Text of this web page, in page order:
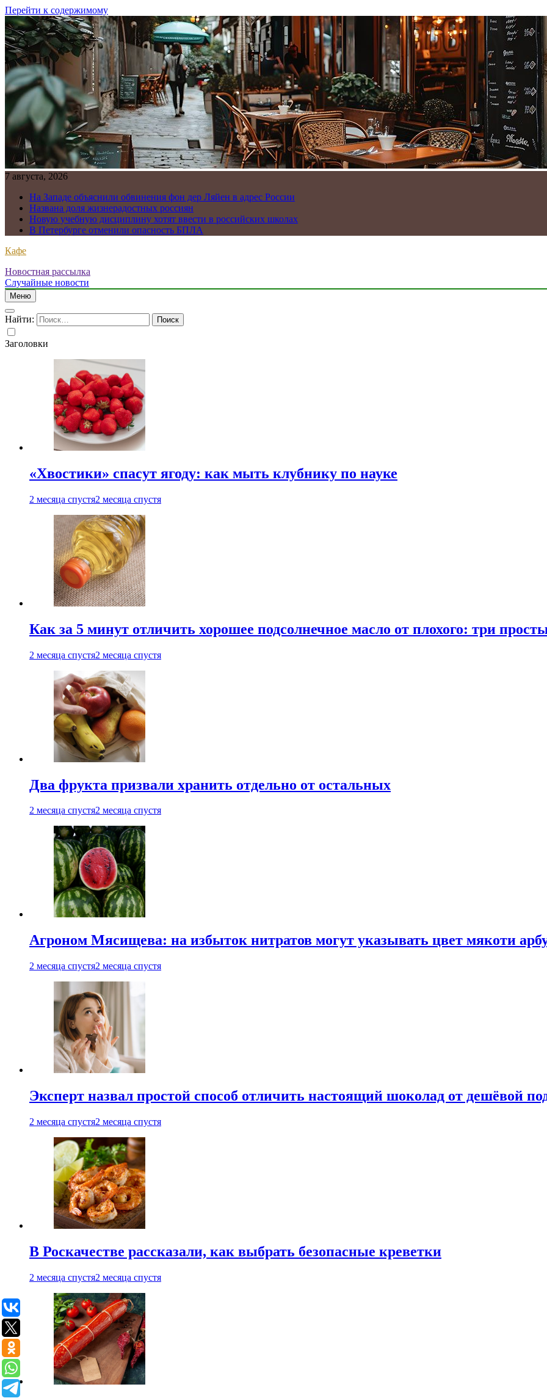
Перейти к содержимому
7 августа, 2026
На Западе объяснили обвинения фон дер Ляйен в адрес России
Названа доля жизнерадостных россиян
Новую учебную дисциплину хотят ввести в российских школах
В Петербурге отменили опасность БПЛА
Кафе
Новостная рассылка
Случайные новости
Меню
Найти:
Заголовки
«Хвостики» спасут ягоду: как мыть клубнику по науке
2 месяца спустя2 месяца спустя
Как за 5 минут отличить хорошее подсолнечное масло от плохого: три
2 месяца спустя2 месяца спустя
Два фрукта призвали хранить отдельно от остальных
2 месяца спустя2 месяца спустя
Агроном Мясищева: на избыток нитратов могут указывать цвет мякоти
2 месяца спустя2 месяца спустя
Эксперт назвал простой способ отличить настоящий шоколад от дешёвой
2 месяца спустя2 месяца спустя
В Роскачестве рассказали, как выбрать безопасные креветки
2 месяца спустя2 месяца спустя